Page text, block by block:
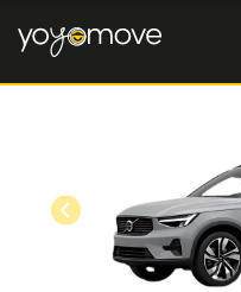
Aziende e P.IVA
OFFERTE NOLEGGIO
AUTO USATE
CHI SIAMO